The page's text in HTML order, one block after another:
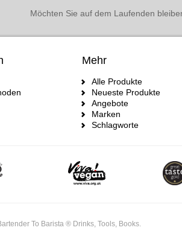
Möchten Sie auf dem Laufenden
Mehr
Alle Produkte
Neueste Produkte
Angebote
Marken
Schlagworte
To Barista ® Drinks, Tools, Books.